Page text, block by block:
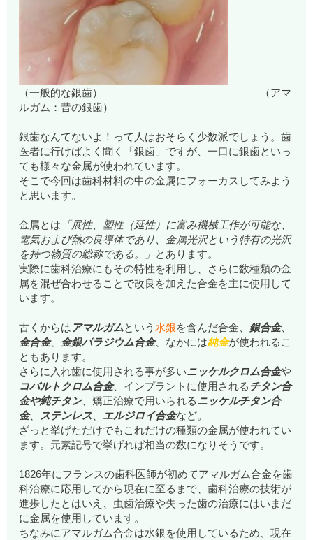
（一般的な銀歯） （アマ
ルガム：昔の銀歯）
銀歯なんてないよ！って人はおそらく少数派でしょう。歯
医者に行けばよく聞く「銀歯」ですが、一口に銀歯といっ
ても様々な金属が使われています。
そこで今回は歯科材料の中の金属にフォーカスしてみよう
と思います。
金属とは 「展性、塑性（延性）に富み機械工作が可能な、
電気および熱の良導体であり、金属光沢という特有の光沢
を持つ物質の総称である。」 とあります。
実際に歯科治療にもその特性を利用し、さらに数種類の金
属を混ぜ合わせることで改良を加えた合金を主に使用して
います。
古くからはアマルガムという水銀を含んだ合金、 銀合金、
金合金、 金銀パラジウム合金、なかには純金が使われるこ
ともあります。
さらに入れ歯に使用される事が多いニッケルクロム合金や
コバルトクロム合金、インプラントに使用される チタン合
金や純チタン、矯正治療で用いられるニッケルチタン合
金、 ステンレス、 エルジロイ合金など。
ざっと挙げただけでもこれだけの種類の金属が使われてい
ます。元素記号で挙げれば相当の数になりそうです。
1826年にフランスの歯科医師が初めてアマルガム合金を歯
科治療に応用してから現在に至るまで、歯科治療の技術が
進歩したとはいえ、虫歯治療や失った歯の治療にはいまだ
に金属を使用しています。
ちなみにアマルガム合金は水銀を使用しているため、現在